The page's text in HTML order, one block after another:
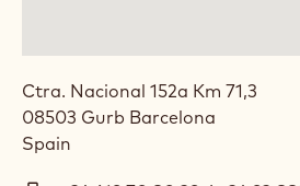
Ctra. Nacional 152a Km 71,3
08503 Gurb Barcelona
Spain